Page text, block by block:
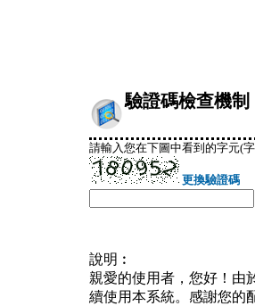
驗證碼檢查機制
請輸入您在下圖中看到的字元(
更換驗證碼
說明︰
親愛的使用者，您好！由
續使用本系統。感謝您的